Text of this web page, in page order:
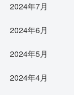
2024年7月
2024年6月
2024年5月
2024年4月